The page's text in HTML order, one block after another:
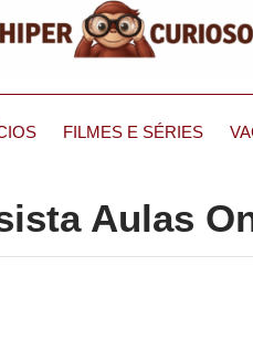
FILMES E SÉRIES
Aulas